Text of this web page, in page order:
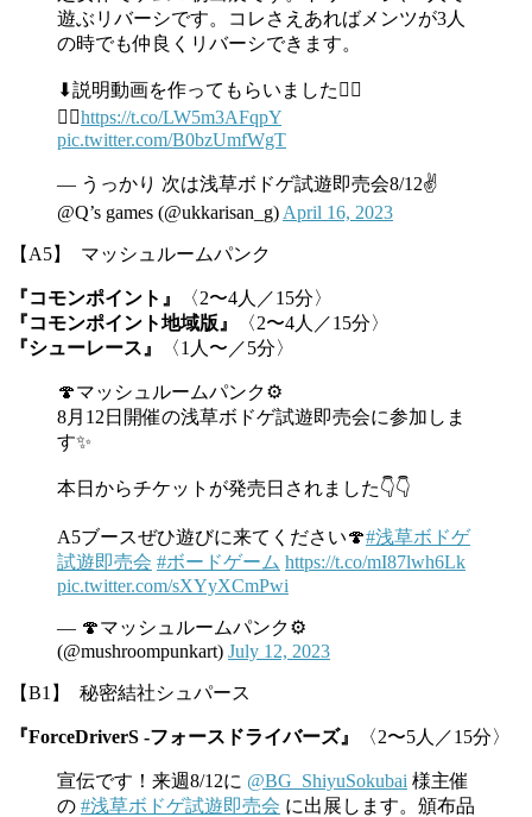
遊ぶリバーシです。コレさえあればメンツが3人
の時でも仲良くリバーシできます。
⬇説明動画を作ってもらいました👯‍♀️
👯‍♀️https://t.co/LW5m3AFqpY
pic.twitter.com/B0bzUmfWgT
— うっかり 次は浅草ボドゲ試遊即売会8/12✌️
@Q’s games (@ukkarisan_g) April 16, 2023
【A5】 マッシュルームパンク
『コモンポイント』
〈2〜4人／15分〉
『コモンポイント地域版』
〈2〜4人／15分〉
『シューレース』
〈1人〜／5分〉
🍄マッシュルームパンク⚙
8月12日開催の浅草ボドゲ試遊即売会に参加しま
す✨
本日からチケットが発売日されました👇👇
A5ブースぜひ遊びに来てください🍄#浅草ボドゲ
試遊即売会 #ボードゲーム https://t.co/mI87lwh6Lk
pic.twitter.com/sXYyXCmPwi
— 🍄マッシュルームパンク⚙
(@mushroompunkart) July 12, 2023
【B1】 秘密結社シュパース
『ForceDriverS -フォースドライバーズ』 〈2〜5人／15分〉
宣伝です！来週8/12に @BG_ShiyuSokubai 様主催
の #浅草ボドゲ試遊即売会 に出展します。頒布品